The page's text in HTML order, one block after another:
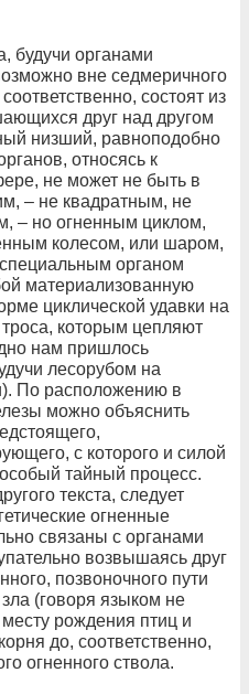
будучи органами
вне седмеричного
состоят из
друг над другом
низший, равноподобно
относясь к
не может не быть в
– не квадратным, не
– но огненным циклом,
колесом, или шаром,
органом
материализованную
циклической удавки на
которым цепляют
нам пришлось
лесорубом на
По расположению в
можно объяснить
с которого и силой
тайный процесс.
текста, следует
огненные
связаны с органами
возвышаясь друг
позвоночного пути
(говоря языком не
рождения птиц и
до, соответственно,
огненного ствола.